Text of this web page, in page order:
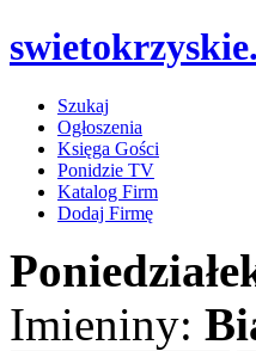
Szukaj
Ogłoszenia
Księga Gości
Ponidzie TV
Katalog Firm
Dodaj Firmę
Imieniny: